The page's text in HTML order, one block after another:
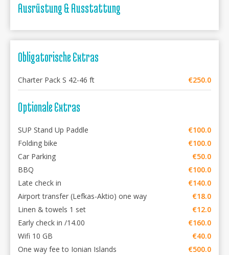
Ausrüstung & Ausstattung
Obligatorische Extras
Charter Pack S 42-46 ft €250.0
Optionale Extras
SUP Stand Up Paddle
€100.0
Folding bike
€100.0
Car Parking
€50.0
BBQ
€100.0
Late check in
€140.0
Airport transfer (Lefkas-Aktio) one way
€18.0
Linen & towels 1 set
€12.0
Early check in /14.00
€160.0
Wifi 10 GB
€40.0
One way fee to Ionian Islands
€500.0